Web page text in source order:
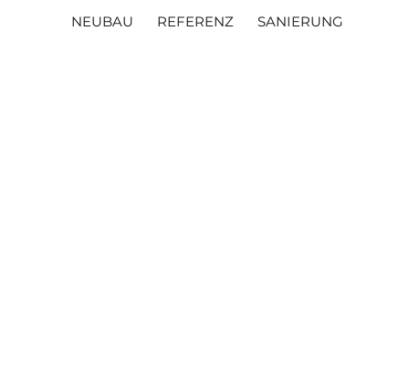
NEUBAU
REFERENZ SANIERUNG